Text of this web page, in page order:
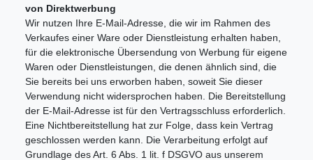
von Direktwerbung
Wir nutzen Ihre E-Mail-Adresse, die wir im Rahmen des
Verkaufes einer Ware oder Dienstleistung erhalten haben,
für die elektronische Übersendung von Werbung für eigene
Waren oder Dienstleistungen, die denen ähnlich sind, die
Sie bereits bei uns erworben haben, soweit Sie dieser
Verwendung nicht widersprochen haben. Die Bereitstellung
der E-Mail-Adresse ist für den Vertragsschluss erforderlich.
Eine Nichtbereitstellung hat zur Folge, dass kein Vertrag
geschlossen werden kann. Die Verarbeitung erfolgt auf
Grundlage des Art. 6 Abs. 1 lit. f DSGVO aus unserem